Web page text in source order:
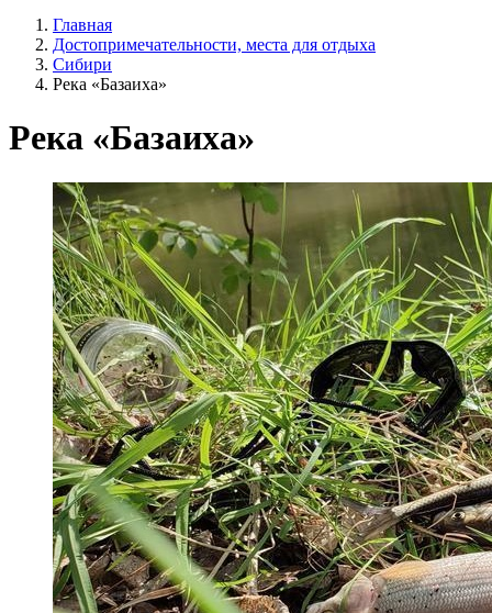
Главная
Достопримечательности, места для отдыха
Сибири
Река «Базаиха»
Река «Базаиха»